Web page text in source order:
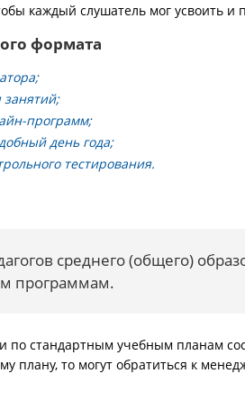
каждый слушатель мог усвоить и
формата
программ;
день года;
тестирования.
среднего (общего)
программам.
по стандартным учебным планам
плану, то могут обратиться к